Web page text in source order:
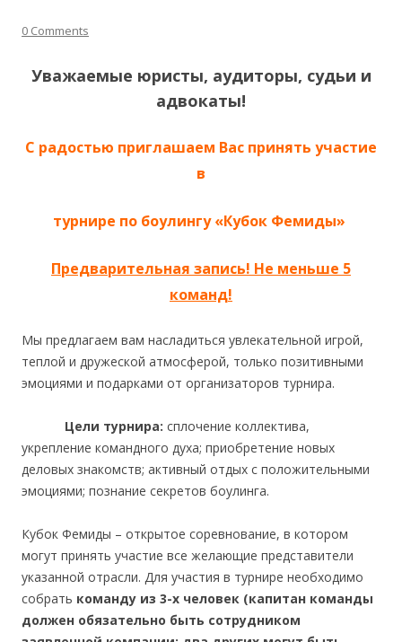
0 Comments
Уважаемые юристы, аудиторы, судьи и
адвокаты!
С радостью приглашаем Вас принять участие
в
турнире по боулингу «Кубок Фемиды»
Предварительная запись! Не меньше 5
команд!
Мы предлагаем вам насладиться увлекательной игрой,
теплой и дружеской атмосферой, только позитивными
эмоциями и подарками от организаторов турнира.
Цели турнира: сплочение коллектива,
укрепление командного духа; приобретение новых
деловых знакомств; активный отдых с положительными
эмоциями; познание секретов боулинга.
Кубок Фемиды – открытое соревнование, в котором
могут принять участие все желающие представители
указанной отрасли. Для участия в турнире необходимо
собрать команду из 3-х человек (капитан команды
должен обязательно быть сотрудником